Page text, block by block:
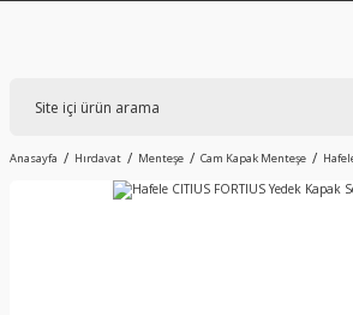
Anasayfa Hırdavat Menteşe Cam Kapak Menteşe